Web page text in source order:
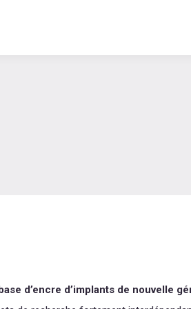
d’encre d’implants de nouvelle